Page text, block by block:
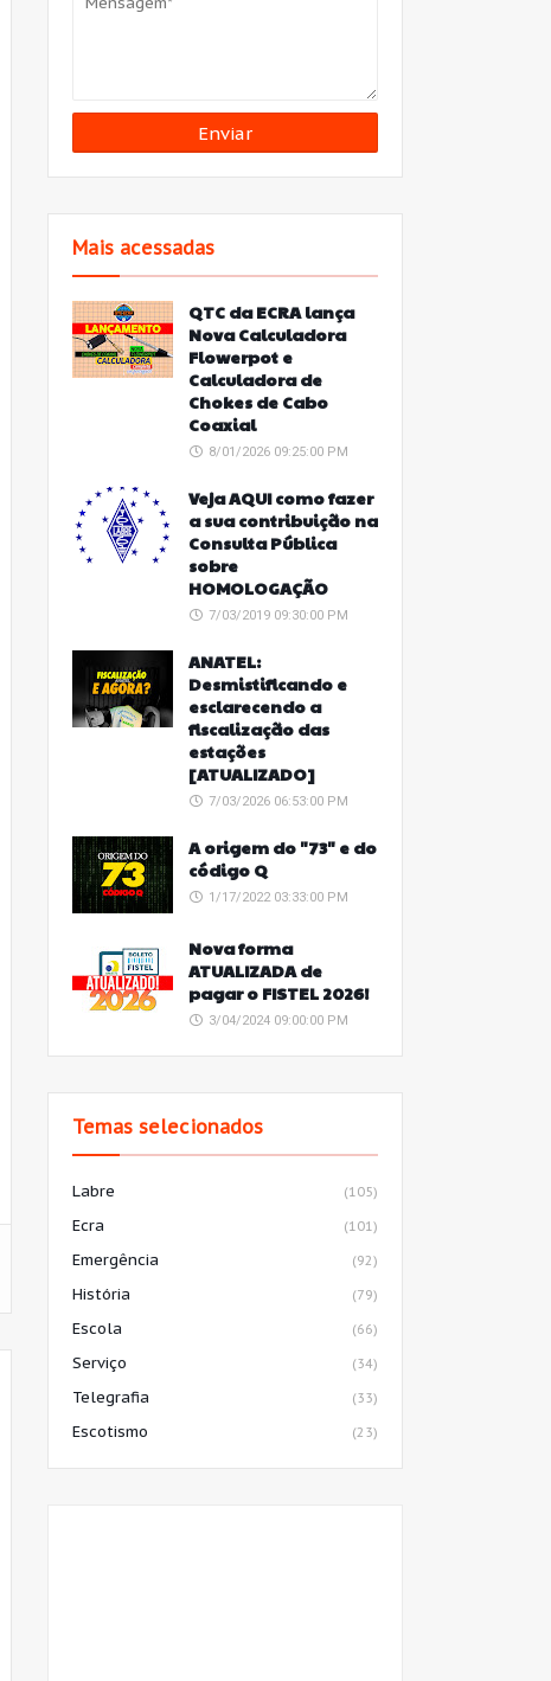
Mais acessadas
QTC da ECRA lança
Nova Calculadora
Flowerpot e
Calculadora de
Chokes de Cabo
Coaxial
8/01/2026 09:25:00 PM
Veja AQUI como fazer
a sua contribuição na
Consulta Pública
sobre
HOMOLOGAÇÃO
7/03/2019 09:30:00 PM
ANATEL:
Desmistificando e
esclarecendo a
fiscalização das
estações
[ATUALIZADO]
7/03/2026 06:53:00 PM
A origem do "73" e do
código Q
1/17/2022 03:33:00 PM
Nova forma
ATUALIZADA de
pagar o FISTEL 2026!
3/04/2024 09:00:00 PM
Temas selecionados
Labre (105)
Ecra (101)
Emergência (92)
História (79)
Escola (66)
Serviço (34)
Telegrafia (33)
Escotismo (23)